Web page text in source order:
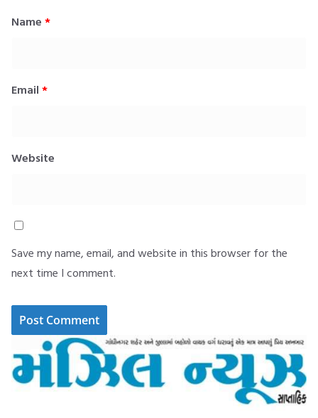
Name *
Email *
Website
Save my name, email, and website in this browser for the
next time I comment.